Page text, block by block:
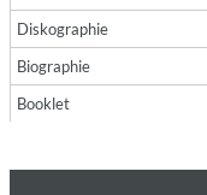
Diskographie
Biographie
Booklet